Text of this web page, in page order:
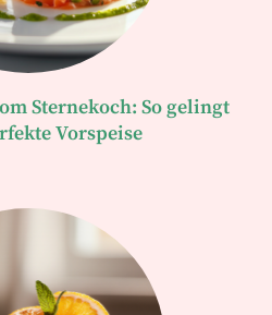
Sternekoch: So gelingt
Vorspeise